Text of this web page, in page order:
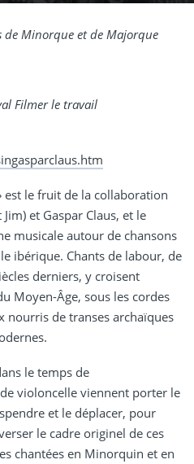
de Minorque et de Majorque
Filmer le travail
est le fruit de la collaboration
et Gaspar Claus, et le
musicale autour de chansons
ibérique. Chants de labour, de
derniers, y croisent
Moyen-Âge, sous les cordes
nourris de transes archaïques
le temps de
violoncelle viennent porter le
et le déplacer, pour
le cadre originel de ces
chantées en Minorquin et en